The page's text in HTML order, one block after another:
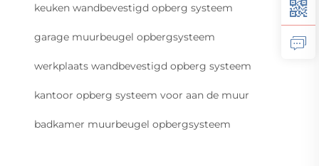
keuken wandbevestigd opberg systeem
garage muurbeugel opbergsysteem
werkplaats wandbevestigd opberg systeem
kantoor opberg systeem voor aan de muur
badkamer muurbeugel opbergsysteem